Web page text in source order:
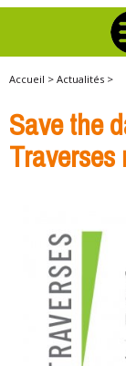
Accueil > Actualités >
Save the
Traverses